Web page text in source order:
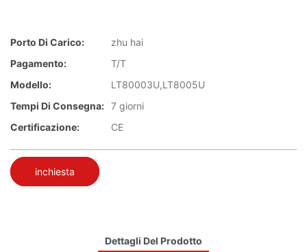
Porto Di Carico:
zhu hai
Pagamento:
T/T
Modello:
LT80003U,LT8005U
Tempi Di Consegna: 7 giorni
Certificazione:
CE
inchiesta
Dettagli Del Prodotto